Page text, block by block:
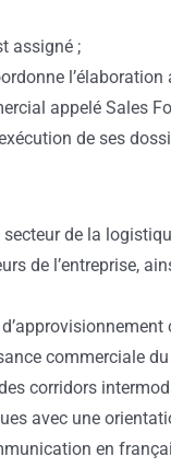
assigné ;
l’élaboration
appelé Sales
de ses
de la
de l’entreprise,
commerciale
corridors
avec une
en